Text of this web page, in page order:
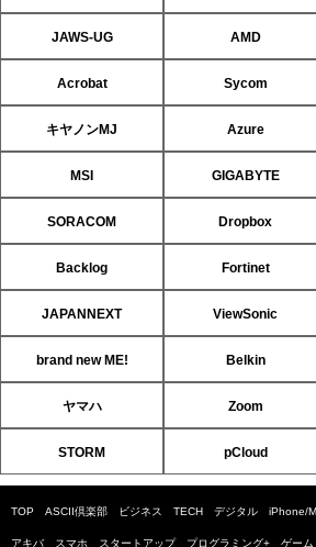
JAWS-UG AMD
Acrobat Sycom
キヤノンMJ Azure
MSI GIGABYTE
SORACOM Dropbox
Backlog Fortinet
JAPANNEXT ViewSonic
brand new ME! Belkin
ヤマハ Zoom
STORM pCloud
TOP ASCII倶楽部 ビジネス TECH デジタル iPhone/
アキバ スマホ スタートアップ プログラミング+ ゲーム